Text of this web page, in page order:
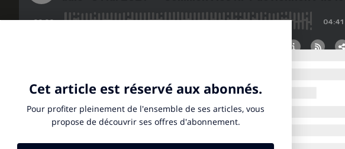
Jack Dorsey… Les sommes engagées montrent bien la puissance des idées,
plus une œuvre sinon une idée. La vraie valeur d’une banane scotchée est
derrière celle-ci.